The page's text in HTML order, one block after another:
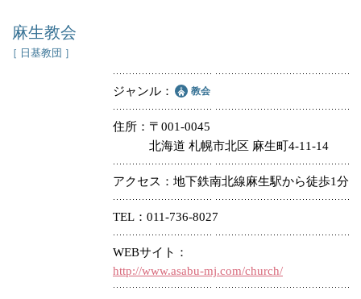
学校・幼稚園・神学校
医療・福祉
宿泊・研修施設
お店・企業・その他
麻生教会
［ 日基教団 ］
ジャンル 教会
住所
〒001-0045
北海道 札幌市北区 麻生町4-11-14
アクセス 地下鉄南北線麻生駅から徒歩1分
TEL 011-736-8027
WEBサイト
http://www.asabu-mj.com/church/